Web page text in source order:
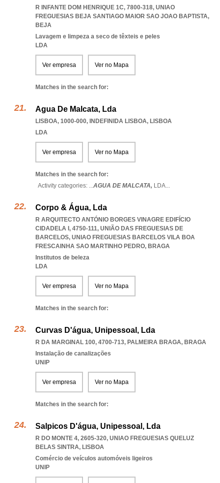
R INFANTE DOM HENRIQUE 1C, 7800-318, UNIAO
FREGUESIAS BEJA SANTIAGO MAIOR SAO JOAO BAPTISTA,
BEJA
Lavagem e limpeza a seco de têxteis e peles
LDA
Ver empresa Ver no Mapa
Matches in the search for:
Agua De Malcata, Lda
LISBOA, 1000-000, INDEFINIDA LISBOA, LISBOA
LDA
Ver empresa Ver no Mapa
Matches in the search for:
Activity categories: ...AGUA DE MALCATA, LDA...
Corpo & Água, Lda
R ARQUITECTO ANTÓNIO BORGES VINAGRE EDIFÍCIO
CIDADELA I, 4750-111, UNIÃO DAS FREGUESIAS DE
BARCELOS, UNIAO FREGUESIAS BARCELOS VILA BOA
FRESCAINHA SAO MARTINHO PEDRO, BRAGA
Institutos de beleza
LDA
Ver empresa Ver no Mapa
Matches in the search for:
Curvas D'água, Unipessoal, Lda
R DA MARGINAL 100, 4700-713, PALMEIRA BRAGA, BRAGA
Instalação de canalizações
UNIP
Ver empresa Ver no Mapa
Matches in the search for:
Salpicos D'água, Unipessoal, Lda
R DO MONTE 4, 2605-320, UNIAO FREGUESIAS QUELUZ
BELAS SINTRA, LISBOA
Comércio de veículos automóveis ligeiros
UNIP